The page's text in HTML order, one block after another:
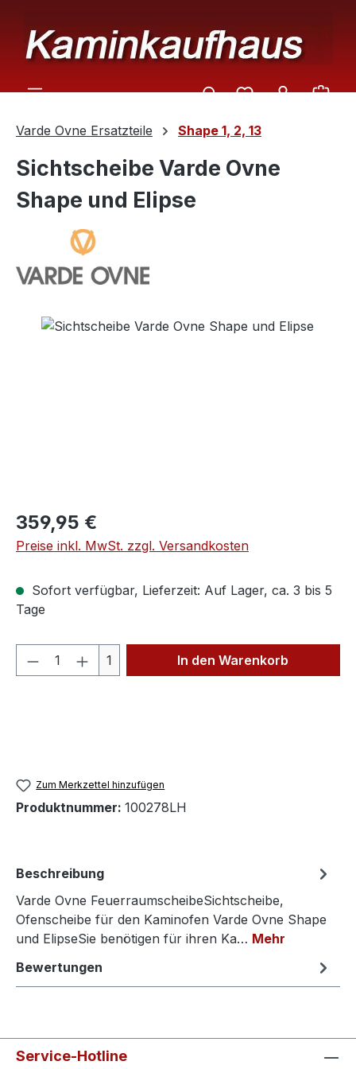
Varde Ovne Ersatzteile Shape 1, 2, 13
Sichtscheibe Varde Ovne
Shape und Elipse
Bildergalerie überspringen
Regulärer Preis:
359,95 €
Preise inkl. MwSt. zzgl. Versandkosten
Sofort verfügbar, Lieferzeit: Auf Lager, ca. 3 bis 5
Tage
Produkt Anzahl: Gib den
1 In den Warenkorb
Zum Merkzettel hinzufügen
Produktnummer: 100278LH
Beschreibung
Varde Ovne FeuerraumscheibeSichtscheibe,
Ofenscheibe für den Kaminofen Varde Ovne Shape
und ElipseSie benötigen für ihren Ka… Mehr
Bewertungen
Service-Hotline